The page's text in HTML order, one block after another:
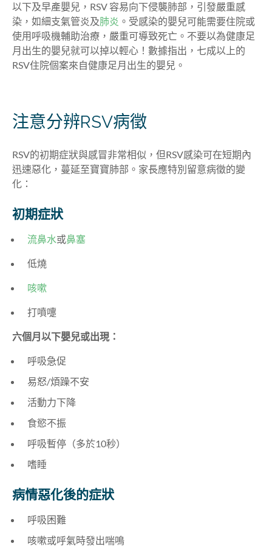
以下及早產嬰兒，RSV 容易向下侵襲肺部，引發嚴重感
染，如細支氣管炎及肺炎 。受感染的嬰兒可能需要住院或
使用呼吸機輔助治療，嚴重可導致死亡。不要以為健康足
月出生的嬰兒就可以掉以輕心！數據指出，七成以上的
RSV住院個案來自健康足月出生的嬰兒。
注意分辨RSV病徵
RSV的初期症狀與感冒非常相似，但RSV感染可在短期內
迅速惡化，蔓延至寶寶肺部。家長應特別留意病徵的變
化：
初期症狀
流鼻水或鼻塞
低燒
咳嗽
打噴嚏
六個月以下嬰兒或出現：
呼吸急促
易怒/煩躁不安
活動力下降
食慾不振
呼吸暫停（多於10秒）
嗜睡
病情惡化後的症狀
呼吸困難
咳嗽或呼氣時發出喘鳴